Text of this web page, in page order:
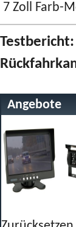
7 Zoll Farb-
Angebote